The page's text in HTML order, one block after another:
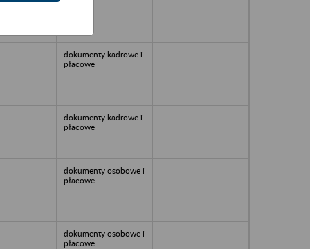
dokumenty kadrowe i
płacowe
dokumenty kadrowe i
płacowe
dokumenty osobowe i
płacowe
dokumenty osobowe i
płacowe